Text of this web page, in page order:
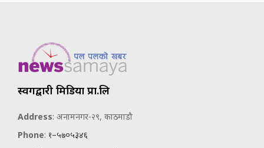
स्वर्गद्वारी मिडिया प्रा.लि
Address: अनामनगर-२९, काठमाडौ
Phone: १–५७०५३४६